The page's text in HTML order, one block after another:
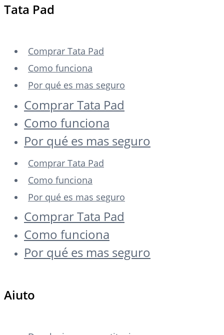
Tata Pad
Comprar Tata Pad
Como funciona
Por qué es mas seguro
Comprar Tata Pad
Como funciona
Por qué es mas seguro
Comprar Tata Pad
Como funciona
Por qué es mas seguro
Comprar Tata Pad
Como funciona
Por qué es mas seguro
Aiuto